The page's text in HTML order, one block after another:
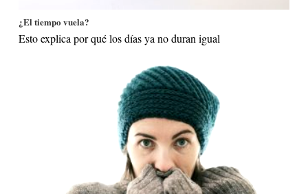
¿El tiempo vuela?
Esto explica por qué los días ya no duran igual